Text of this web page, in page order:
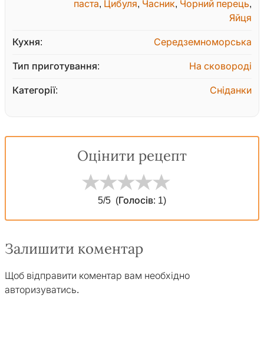
паста, Цибуля, Часник, Чорний перець,
Яйця
Кухня: Середземноморська
Тип приготування: На сковороді
Категорії: Сніданки
Оцінити рецепт
5/5 (Голосів: 1)
Залишити коментар
Щоб відправити коментар вам необхідно
авторизуватись.